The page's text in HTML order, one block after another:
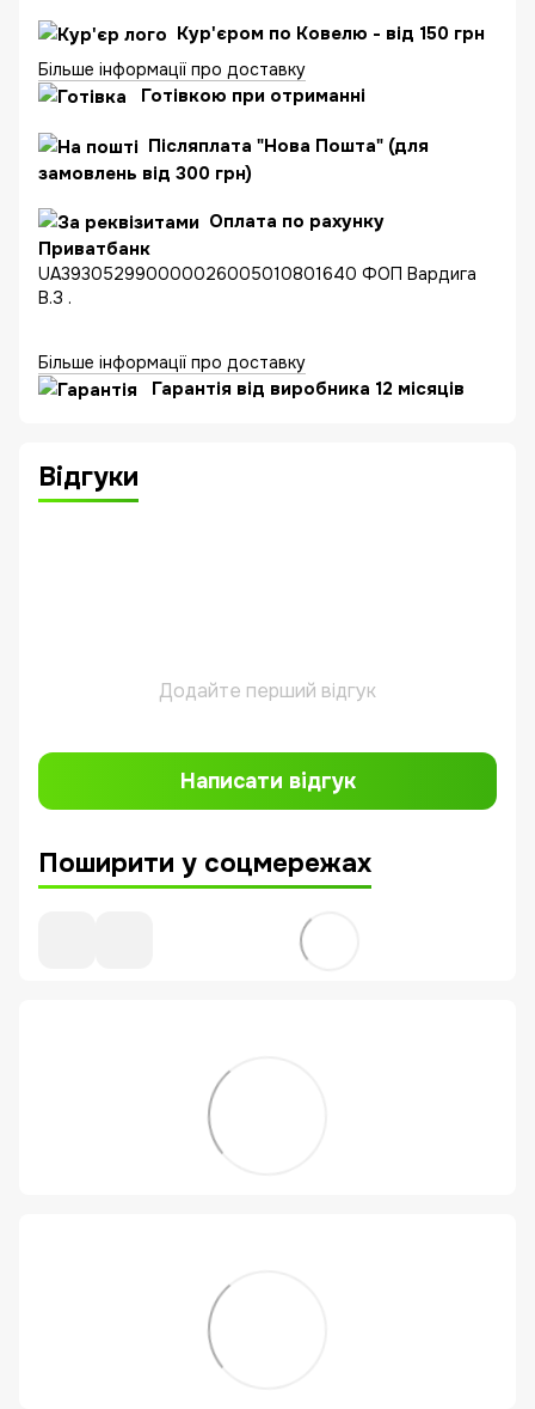
Кур'єром по Ковелю - від 150 грн
Більше інформації про доставку
Готівкою при отриманні
Післяплата "Нова Пошта" (для
замовлень від 300 грн)
Оплата по рахунку
Приватбанк
UA393052990000026005010801640 ФОП Вардига
В.З .
Більше інформації про доставку
Гарантія від виробника 12 місяців
Відгуки
Додайте перший відгук
Написати відгук
Поширити у соцмережах